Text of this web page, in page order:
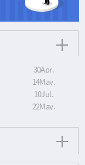
30Apr.
14May.
10Jul.
22May.